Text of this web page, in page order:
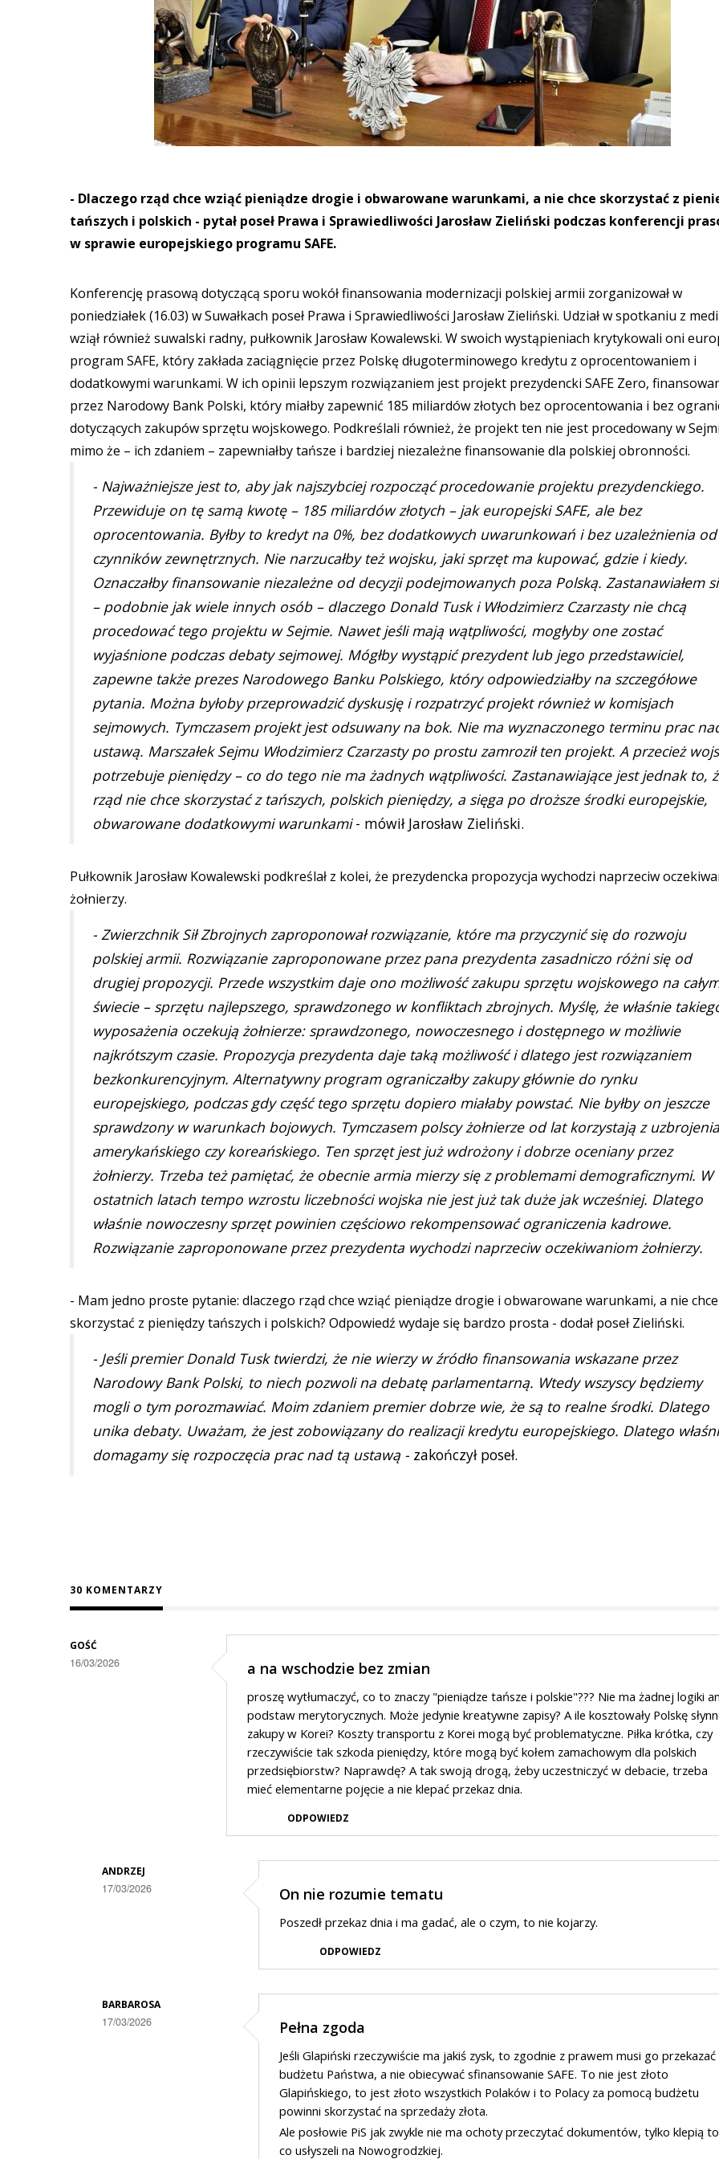
- Dlaczego rząd chce wziąć pieniądze drogie i obwarowane warunkami, a nie chce skorzystać z
tańszych i polskich - pytał poseł Prawa i Sprawiedliwości Jarosław Zieliński podczas konferencji
w sprawie europejskiego programu SAFE.
Konferencję prasową dotyczącą sporu wokół finansowania modernizacji polskiej armii zorganizował w
poniedziałek (16.03) w Suwałkach poseł Prawa i Sprawiedliwości Jarosław Zieliński. Udział w spotkaniu z
wziął również suwalski radny, pułkownik Jarosław Kowalewski. W swoich wystąpieniach krytykowali oni
program SAFE, który zakłada zaciągnięcie przez Polskę długoterminowego kredytu z oprocentowaniem i
dodatkowymi warunkami. W ich opinii lepszym rozwiązaniem jest projekt prezydencki SAFE Zero,
przez Narodowy Bank Polski, który miałby zapewnić 185 miliardów złotych bez oprocentowania i bez
dotyczących zakupów sprzętu wojskowego. Podkreślali również, że projekt ten nie jest procedowany w
mimo że – ich zdaniem – zapewniałby tańsze i bardziej niezależne finansowanie dla polskiej obronności.
- Najważniejsze jest to, aby jak najszybciej rozpocząć procedowanie projektu prezydenckiego.
Przewiduje on tę samą kwotę – 185 miliardów złotych – jak europejski SAFE, ale bez
oprocentowania. Byłby to kredyt na 0%, bez dodatkowych uwarunkowań i bez uzależnienia od
czynników zewnętrznych. Nie narzucałby też wojsku, jaki sprzęt ma kupować, gdzie i kiedy.
Oznaczałby finansowanie niezależne od decyzji podejmowanych poza Polską. Zastanawiałem
– podobnie jak wiele innych osób – dlaczego Donald Tusk i Włodzimierz Czarzasty nie chcą
procedować tego projektu w Sejmie. Nawet jeśli mają wątpliwości, mogłyby one zostać
wyjaśnione podczas debaty sejmowej. Mógłby wystąpić prezydent lub jego przedstawiciel,
zapewne także prezes Narodowego Banku Polskiego, który odpowiedziałby na szczegółowe
pytania. Można byłoby przeprowadzić dyskusję i rozpatrzyć projekt również w komisjach
sejmowych. Tymczasem projekt jest odsuwany na bok. Nie ma wyznaczonego terminu prac
ustawą. Marszałek Sejmu Włodzimierz Czarzasty po prostu zamroził ten projekt. A przecież
potrzebuje pieniędzy – co do tego nie ma żadnych wątpliwości. Zastanawiające jest jednak to,
rząd nie chce skorzystać z tańszych, polskich pieniędzy, a sięga po droższe środki europejskie,
obwarowane dodatkowymi warunkami- mówił Jarosław Zieliński.
Pułkownik Jarosław Kowalewski podkreślał z kolei, że prezydencka propozycja wychodzi naprzeciw
żołnierzy.
- Zwierzchnik Sił Zbrojnych zaproponował rozwiązanie, które ma przyczynić się do rozwoju
polskiej armii. Rozwiązanie zaproponowane przez pana prezydenta zasadniczo różni się od
drugiej propozycji. Przede wszystkim daje ono możliwość zakupu sprzętu wojskowego na
świecie – sprzętu najlepszego, sprawdzonego w konfliktach zbrojnych. Myślę, że właśnie
wyposażenia oczekują żołnierze: sprawdzonego, nowoczesnego i dostępnego w możliwie
najkrótszym czasie. Propozycja prezydenta daje taką możliwość i dlatego jest rozwiązaniem
bezkonkurencyjnym. Alternatywny program ograniczałby zakupy głównie do rynku
europejskiego, podczas gdy część tego sprzętu dopiero miałaby powstać. Nie byłby on jeszcze
sprawdzony w warunkach bojowych. Tymczasem polscy żołnierze od lat korzystają z uzbrojenia
amerykańskiego czy koreańskiego. Ten sprzęt jest już wdrożony i dobrze oceniany przez
żołnierzy. Trzeba też pamiętać, że obecnie armia mierzy się z problemami demograficznymi. W
ostatnich latach tempo wzrostu liczebności wojska nie jest już tak duże jak wcześniej. Dlatego
właśnie nowoczesny sprzęt powinien częściowo rekompensować ograniczenia kadrowe.
Rozwiązanie zaproponowane przez prezydenta wychodzi naprzeciw oczekiwaniom żołnierzy.
- Mam jedno proste pytanie: dlaczego rząd chce wziąć pieniądze drogie i obwarowane warunkami, a nie chce
skorzystać z pieniędzy tańszych i polskich? Odpowiedź wydaje się bardzo prosta - dodał poseł Zieliński.
- Jeśli premier Donald Tusk twierdzi, że nie wierzy w źródło finansowania wskazane przez
Narodowy Bank Polski, to niech pozwoli na debatę parlamentarną. Wtedy wszyscy będziemy
mogli o tym porozmawiać. Moim zdaniem premier dobrze wie, że są to realne środki. Dlatego
unika debaty. Uważam, że jest zobowiązany do realizacji kredytu europejskiego. Dlatego
domagamy się rozpoczęcia prac nad tą ustawą - zakończył poseł.
30 KOMENTARZY
GOŚĆ
16/03/2026 a na wschodzie bez zmian
proszę wytłumaczyć, co to znaczy "pieniądze tańsze i polskie"??? Nie ma żadnej logiki
podstaw merytorycznych. Może jedynie kreatywne zapisy? A ile kosztowały Polskę
zakupy w Korei? Koszty transportu z Korei mogą być problematyczne. Piłka krótka, czy
rzeczywiście tak szkoda pieniędzy, które mogą być kołem zamachowym dla polskich
przedsiębiorstw? Naprawdę? A tak swoją drogą, żeby uczestniczyć w debacie, trzeba
mieć elementarne pojęcie a nie klepać przekaz dnia.
ODPOWIEDZ
ANDRZEJ
17/03/2026
odpowiedzi
na
On nie rozumie tematu
Poszedł przekaz dnia i ma gadać, ale o czym, to nie kojarzy.
ODPOWIEDZ
BARBAROSA
17/03/2026 Pełna zgoda
Jeśli Glapiński rzeczywiście ma jakiś zysk, to zgodnie z prawem musi go
budżetu Państwa, a nie obiecywać sfinansowanie SAFE. To nie jest złoto
Glapińskiego, to jest złoto wszystkich Polaków i to Polacy za pomocą budżetu
powinni skorzystać na sprzedaży złota.
Ale posłowie PiS jak zwykle nie ma ochoty przeczytać dokumentów, tylko klepią
co usłyszeli na Nowogrodzkiej.